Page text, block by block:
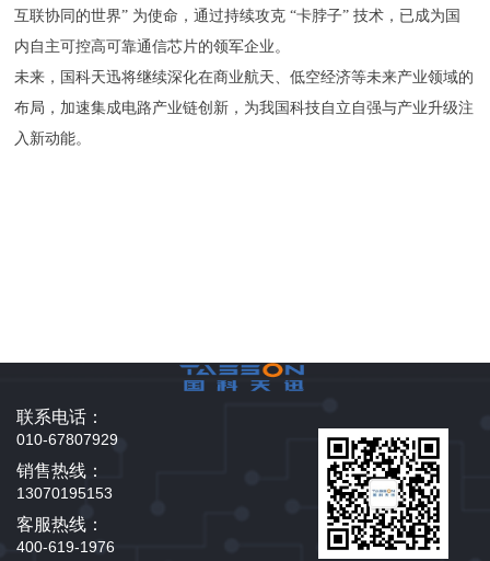
互联协同的世界” 为使命，通过持续攻克 “卡脖子” 技术，已成为国
内自主可控高可靠通信芯片的领军企业。
未来，国科天迅将继续深化在商业航天、低空经济等未来产业领域的
布局，加速集成电路产业链创新，为我国科技自立自强与产业升级注
入新动能。
联系电话：
010-67807929
销售热线：
13070195153
客服热线：
400-619-1976